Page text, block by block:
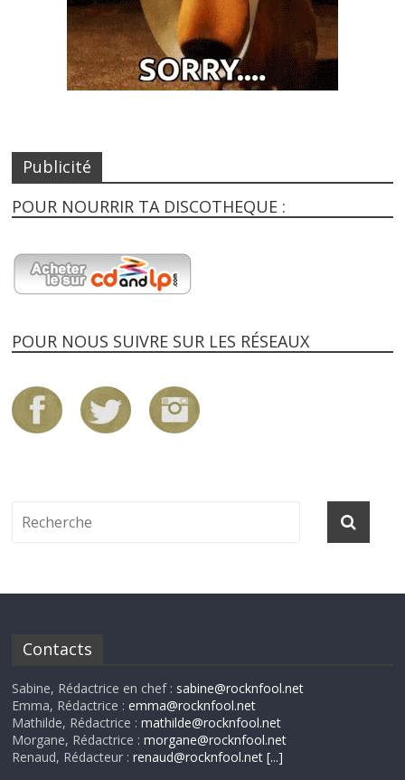
Publicité
POUR NOURRIR TA DISCOTHEQUE :
POUR NOUS SUIVRE SUR LES RÉSEAUX
Contacts
Sabine, Rédactrice en chef : sabine@rocknfool.net
Emma, Rédactrice :emma@rocknfool.net
Mathilde, Rédactrice :mathilde@rocknfool.net
Morgane, Rédactrice :morgane@rocknfool.net
Renaud, Rédacteur :renaud@rocknfool.net [...]